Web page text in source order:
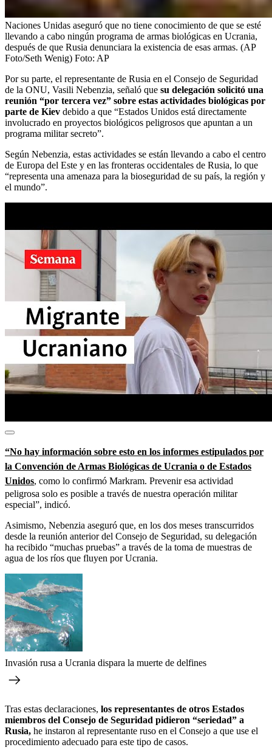
Naciones Unidas aseguró que no tiene conocimiento de que se esté
llevando a cabo ningún programa de armas biológicas en Ucrania,
después de que Rusia denunciara la existencia de esas armas. (AP
Foto/Seth Wenig) Foto: AP
Por su parte, el representante de Rusia en el Consejo de Seguridad
de la ONU, Vasili Nebenzia, señaló que su delegación solicitó una
reunión “por tercera vez” sobre estas actividades biológicas por
parte de Kiev debido a que “Estados Unidos está directamente
involucrado en proyectos biológicos peligrosos que apuntan a un
programa militar secreto”.
Según Nebenzia, estas actividades se están llevando a cabo el centro
de Europa del Este y en las fronteras occidentales de Rusia, lo que
“representa una amenaza para la bioseguridad de su país, la región y
el mundo”.
“No hay información sobre esto en los informes estipulados por
la Convención de Armas Biológicas de Ucrania o de Estados
Unidos, como lo confirmó Markram. Prevenir esa actividad
peligrosa solo es posible a través de nuestra operación militar
especial”, indicó.
Asimismo, Nebenzia aseguró que, en los dos meses transcurridos
desde la reunión anterior del Consejo de Seguridad, su delegación
ha recibido “muchas pruebas” a través de la toma de muestras de
agua de los ríos que fluyen por Ucrania.
Invasión rusa a Ucrania dispara la muerte de delfines
Tras estas declaraciones, los representantes de otros Estados
miembros del Consejo de Seguridad pidieron “seriedad” a
Rusia, he instaron al representante ruso en el Consejo a que use el
procedimiento adecuado para este tipo de casos.